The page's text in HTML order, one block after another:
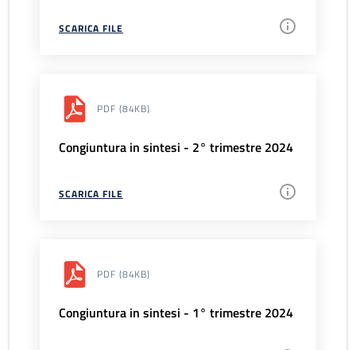
SCARICA FILE
PDF (84KB)
Congiuntura in sintesi - 2° trimestre 2024
SCARICA FILE
PDF (84KB)
Congiuntura in sintesi - 1° trimestre 2024